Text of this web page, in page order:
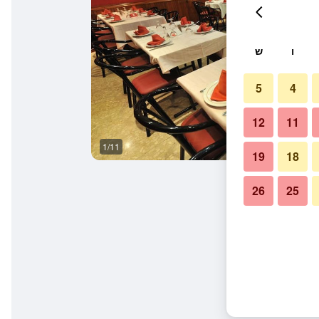
1/11
ו ש
4
5
11
12
18
19
25
26